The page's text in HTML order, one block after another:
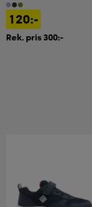
120:-
Rek. pris 300:-